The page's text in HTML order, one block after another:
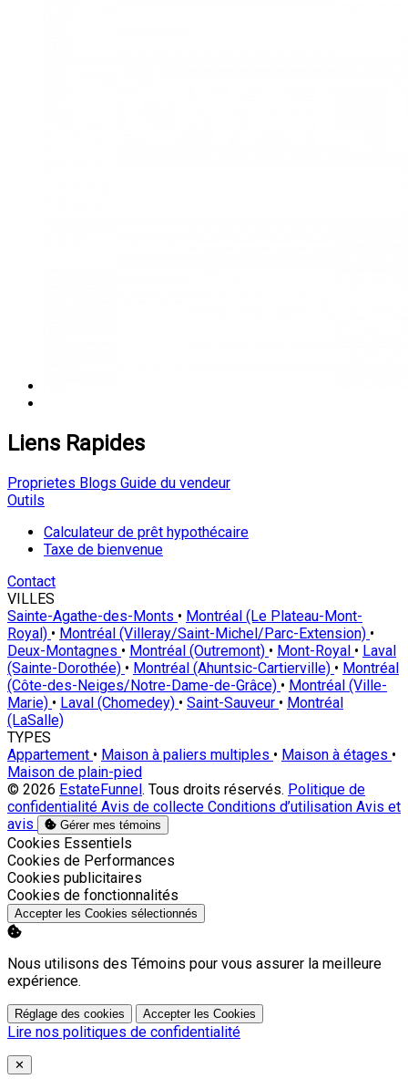
Liens Rapides
Proprietes Blogs Guide du vendeur
Outils
Calculateur de prêt hypothécaire
Taxe de bienvenue
Contact
VILLES
Sainte-Agathe-des-Monts • Montréal (Le Plateau-Mont-
Royal) • Montréal (Villeray/Saint-Michel/Parc-Extension) •
Deux-Montagnes • Montréal (Outremont) • Mont-Royal • Laval
(Sainte-Dorothée) • Montréal (Ahuntsic-Cartierville) • Montréal
(Côte-des-Neiges/Notre-Dame-de-Grâce) • Montréal (Ville-
Marie) • Laval (Chomedey) • Saint-Sauveur • Montréal
(LaSalle)
TYPES
Appartement • Maison à paliers multiples • Maison à étages •
Maison de plain-pied
© 2026 EstateFunnel. Tous droits réservés. Politique de
confidentialité Avis de collecte Conditions d’utilisation Avis et
avis
Gérer mes témoins
Activer
Cookies Essentiels
Activer
Cookies de Performances
Activer
Cookies publicitaires
Activer
Cookies de fonctionnalités
Accepter les Cookies sélectionnés
Nous utilisons des Témoins pour vous assurer la meilleure
expérience.
Réglage des cookies Accepter les Cookies
Lire nos politiques de confidentialité
Close
✕